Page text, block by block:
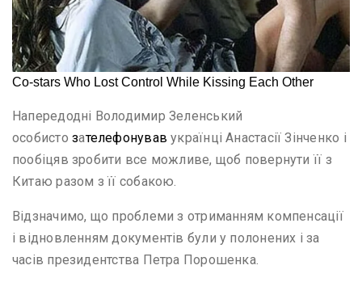
Напередодні Володимир Зеленський
особистозателефонував українці Анастасії Зінченко і
пообіцяв зробити все можливе, щоб повернути її з
Китаю разом з її собакою.
Відзначимо, що проблеми з отриманням компенсації
і відновленням документів були у полонених і за
часів президентства Петра Порошенка.